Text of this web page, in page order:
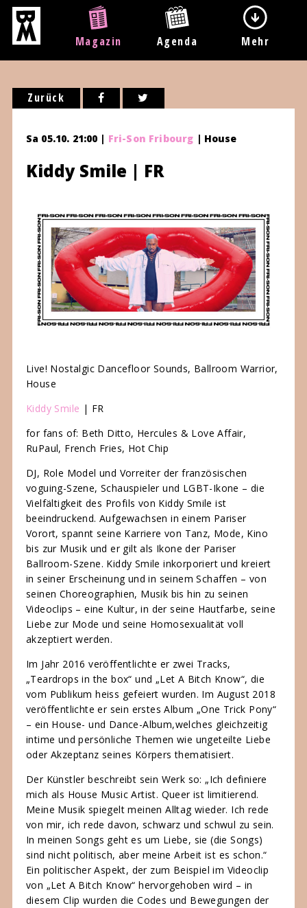
Magazin Agenda Mehr
Zurück
Sa 05.10. 21:00 | Fri-Son Fribourg | House
Kiddy Smile | FR
Live! Nostalgic Dancefloor Sounds, Ballroom Warrior,
House
Kiddy Smile | FR
for fans of: Beth Ditto, Hercules & Love Affair,
RuPaul, French Fries, Hot Chip
DJ, Role Model und Vorreiter der französischen
voguing-Szene, Schauspieler und LGBT-Ikone – die
Vielfältigkeit des Profils von Kiddy Smile ist
beeindruckend. Aufgewachsen in einem Pariser
Vorort, spannt seine Karriere von Tanz, Mode, Kino
bis zur Musik und er gilt als Ikone der Pariser
Ballroom-Szene. Kiddy Smile inkorporiert und kreiert
in seiner Erscheinung und in seinem Schaffen – von
seinen Choreographien, Musik bis hin zu seinen
Videoclips – eine Kultur, in der seine Hautfarbe, seine
Liebe zur Mode und seine Homosexualität voll
akzeptiert werden.
Im Jahr 2016 veröffentlichte er zwei Tracks,
„Teardrops in the box“ und „Let A Bitch Know“, die
vom Publikum heiss gefeiert wurden. Im August 2018
veröffentlichte er sein erstes Album „One Trick Pony“
– ein House- und Dance-Album,welches gleichzeitig
intime und persönliche Themen wie ungeteilte Liebe
oder Akzeptanz seines Körpers thematisiert.
Der Künstler beschreibt sein Werk so: „Ich definiere
mich als House Music Artist. Queer ist limitierend.
Meine Musik spiegelt meinen Alltag wieder. Ich rede
von mir, ich rede davon, schwarz und schwul zu sein.
In meinen Songs geht es um Liebe, sie (die Songs)
sind nicht politisch, aber meine Arbeit ist es schon.“
Ein politischer Aspekt, der zum Beispiel im Videoclip
von „Let A Bitch Know“ hervorgehoben wird – in
diesem Clip wurden die Codes und Bewegungen der